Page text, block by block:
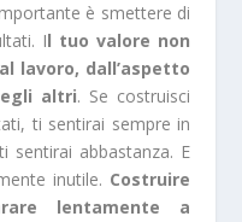
è smettere di
Il tuo valore non
lavoro, dall’aspetto
altri. Se costruisci
ti sentirai sempre in
sentirai abbastanza. E
inutile. Costruire
lentamente a